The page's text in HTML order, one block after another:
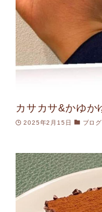
カサカサ&かゆ
2025年2月15日 ブログ